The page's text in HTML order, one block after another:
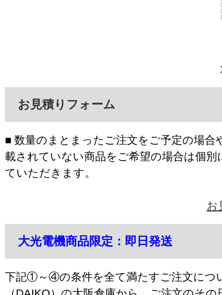
お見積りフォーム
■ 数量のまとまったご注文をご予定の場合
載されていない商品をご希望の場合は個別
ていただきます。
お
大光電機商品限定：即日発送
下記①～④の条件を全て満たすご注文につ